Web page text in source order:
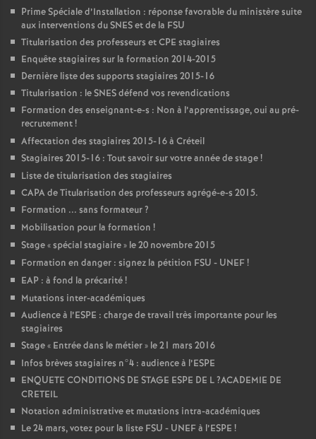
Prime Spéciale d’Installation : réponse favorable du ministère suite
aux interventions duSNESet de la FSU
Titularisation des professeurs etCPE stagiaires
Enquête stagiaires sur la formation 2014-2015
Dernière liste des supports stagiaires 2015-16
Titularisation : leSNESdéfend vos revendications
Formation des enseignant-e-s : Non à l’apprentissage, oui au pré-
recrutement!
Affectation des stagiaires 2015-16 à Créteil
Stagiaires 2015-16 : Tout savoir sur votre année de stage!
Liste de titularisation des stagiaires
CAPAde Titularisation des professeurs agrégé-e-s 2015.
Formation ... sans formateur?
Mobilisation pour la formation !
Stage «spécial stagiaire» le 20 novembre 2015
Formation en danger : signez la pétition FSU - UNEF!
EAP : à fond la précarité!
Mutations inter-académiques
Audience à l’ESPE : charge de travail très importante pour les
stagiaires
Stage « Entrée dans le métier» le 21 mars 2016
Infos brèves stagiaires n°4 : audience à l’ESPE
ENQUETE CONDITIONS DE STAGE ESPE DE L?ACADEMIE DE
CRETEIL
Notation administrative et mutations intra-académiques
Le 24 mars, votez pour la liste FSU - UNEFà l’ESPE !